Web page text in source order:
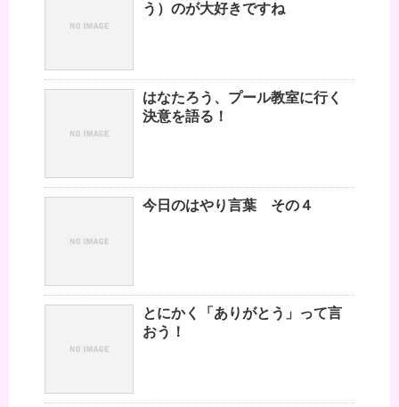
う）のが大好きですね
はなたろう、プール教室に行く
決意を語る！
今日のはやり言葉 その４
とにかく「ありがとう」って言
おう！